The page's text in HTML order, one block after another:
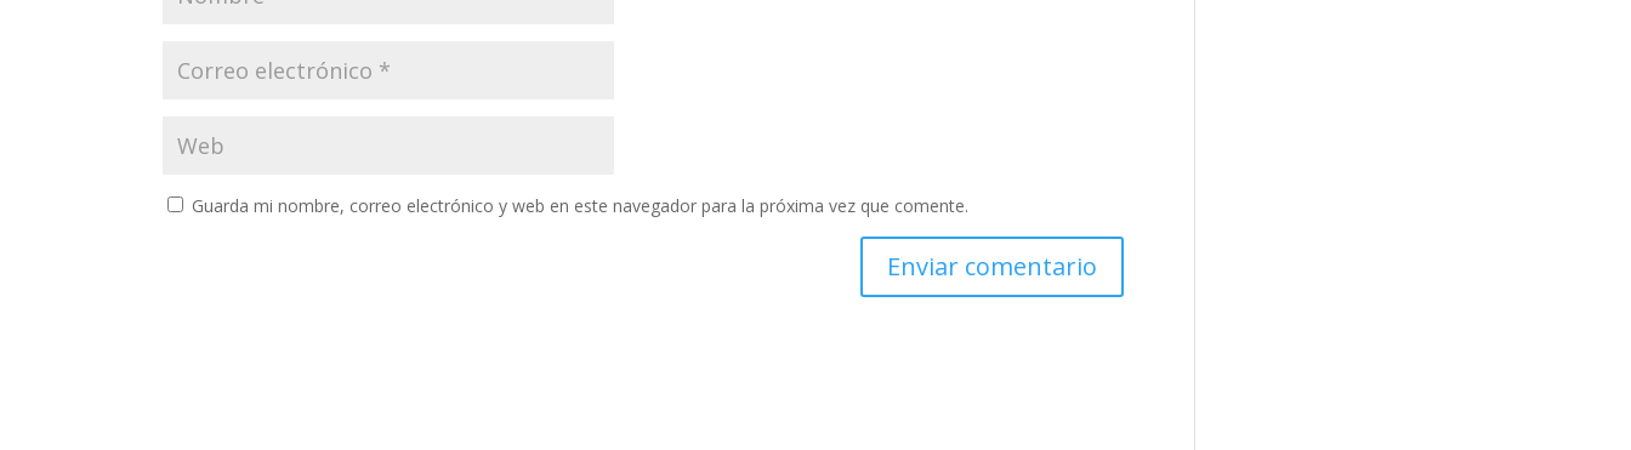
Guarda mi nombre, correo electrónico y web en este navegador para la próxima vez que comente.